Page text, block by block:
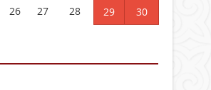
26 27 28 29
30